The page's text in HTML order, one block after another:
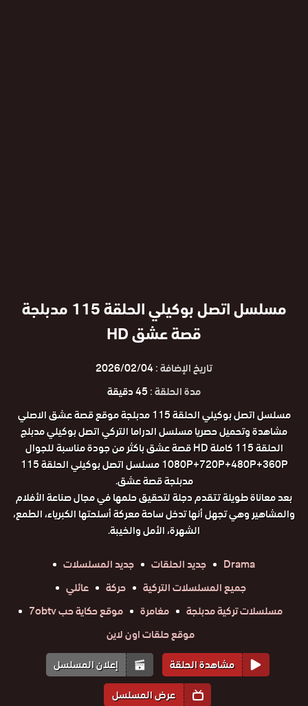
مسلسل اتصل بوكيلي الحلقة 115 مدبلجة
قصة عشق HD
تاريخ الإضافة :2026/02/04
مدة الحلقة :45 دقيقة
مسلسل اتصل بوكيلي الحلقة 115 مدبلجة موقع قصة عشق الاصلي
مشاهدة وتحميل حصريا مسلسل الدراما التركي اتصل بوكيلي مدبلج
الحلقة 115 كاملة HD قصة عشق باكثر من جودة مناسبة للجوال
1080P+720P+480P+360P مسلسل اتصل بوكيلي الحلقة 115
مدبلجة قصة عشق.
بعد معاناة طويلة تتقدم دجلة لتحقيق حلمها في مجال صناعة الأفلام
والمشاهير وهي تجهل أنها تدخل ساحة معركة أسلحتها الكبرياء، الطمع،
الشهرة، الأمل والخيبة.
Drama
جديد الحلقات
جديد المسلسلات
جميع المسلسلات التركية
حركة
عائلي
مسلسلات تركية مدبلجة
مغامرة
موقع حكاية حب 7obtv
موقع حلقات اون لاين
مشاهدة الحلقة
إعلان المسلسل
عرض المسلسل